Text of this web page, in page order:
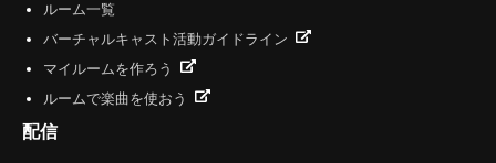
ルーム一覧
バーチャルキャスト活動ガイドライン
マイルームを作ろう
ルームで楽曲を使おう
配信